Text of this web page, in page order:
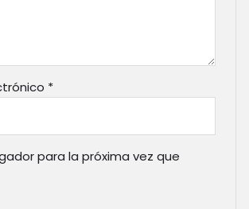
*
para la próxima vez que